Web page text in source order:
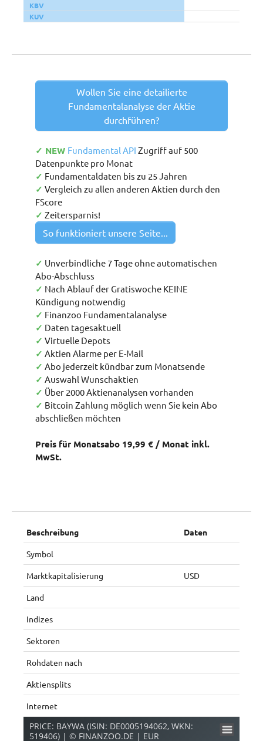
KBV
KUV
Wollen Sie eine detailierte
Fundamentalanalyse der Aktie
durchführen?
✓ NEW Fundamental API Zugriff auf 500
Datenpunkte pro Monat
✓ Fundamentaldaten bis zu 25 Jahren
✓ Vergleich zu allen anderen Aktien durch den
FScore
✓ Zeitersparnis!
So funktioniert unsere Seite...
✓ Unverbindliche 7 Tage ohne automatischen
Abo-Abschluss
✓ Nach Ablauf der Gratiswoche KEINE
Kündigung notwendig
✓ Finanzoo Fundamentalanalyse
✓ Daten tagesaktuell
✓ Virtuelle Depots
✓ Aktien Alarme per E-Mail
✓ Abo jederzeit kündbar zum Monatsende
✓ Auswahl Wunschaktien
✓ Über 2000 Aktienanalysen vorhanden
✓ Bitcoin Zahlung möglich wenn Sie kein Abo
abschließen möchten
Preis für Monatsabo 19,99 € / Monat inkl.
MwSt.
Beschreibung Daten
Symbol
Marktkapitalisierung USD
Land
Indizes
Sektoren
Rohdaten nach
Aktiensplits
Internet
PRICE: BAYWA (ISIN: DE0005194062, WKN:
519406) | © FINANZOO.DE | EUR